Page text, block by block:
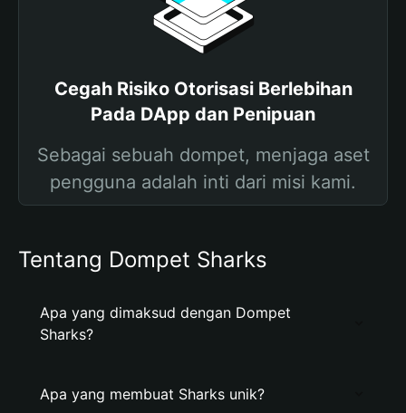
Cegah Risiko Otorisasi Berlebihan
Pada DApp dan Penipuan
Sebagai sebuah dompet, menjaga aset
pengguna adalah inti dari misi kami.
Tentang Dompet Sharks
Apa yang dimaksud dengan Dompet
Sharks?
Apa yang membuat Sharks unik?